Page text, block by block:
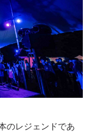
のレジェンドであ